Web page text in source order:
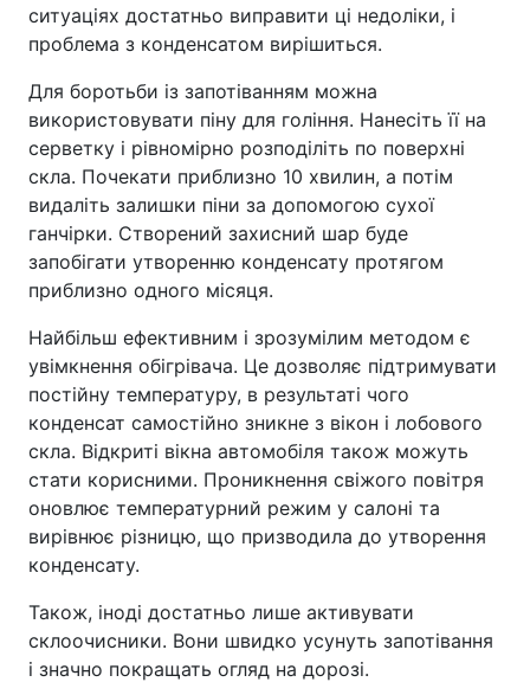
ситуаціях достатньо виправити ці недоліки, і
проблема з конденсатом вирішиться.
Для боротьби із запотіванням можна
використовувати піну для гоління. Нанесіть її на
серветку і рівномірно розподіліть по поверхні
скла. Почекати приблизно 10 хвилин, а потім
видаліть залишки піни за допомогою сухої
ганчірки. Створений захисний шар буде
запобігати утворенню конденсату протягом
приблизно одного місяця.
Найбільш ефективним і зрозумілим методом є
увімкнення обігрівача. Це дозволяє підтримувати
постійну температуру, в результаті чого
конденсат самостійно зникне з вікон і лобового
скла. Відкриті вікна автомобіля також можуть
стати корисними. Проникнення свіжого повітря
оновлює температурний режим у салоні та
вирівнює різницю, що призводила до утворення
конденсату.
Також, іноді достатньо лише активувати
склоочисники. Вони швидко усунуть запотівання
і значно покращать огляд на дорозі.